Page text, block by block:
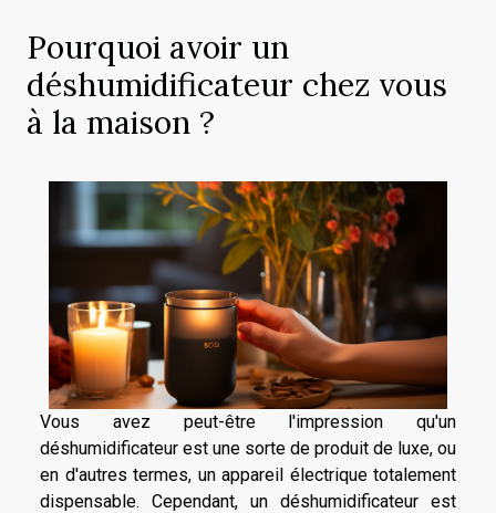
Pourquoi avoir un
déshumidificateur chez vous
à la maison ?
Vous avez peut-être l'impression qu'un
déshumidificateur est une sorte de produit de luxe, ou
en d'autres termes, un appareil électrique totalement
dispensable. Cependant, un déshumidificateur est